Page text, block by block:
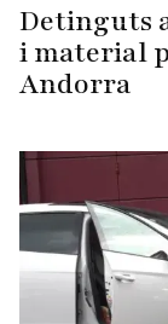
Detinguts
i material
Andorra